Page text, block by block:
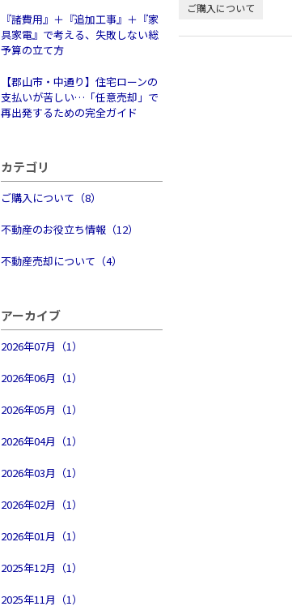
『諸費用』＋『追加工事』＋『家
具家電』で考える、失敗しない総
予算の立て方
【郡山市・中通り】住宅ローンの
支払いが苦しい…「任意売却」で
再出発するための完全ガイド
カテゴリ
ご購入について（8）
不動産のお役立ち情報（12）
不動産売却について（4）
アーカイブ
2026年07月（1）
2026年06月（1）
2026年05月（1）
2026年04月（1）
2026年03月（1）
2026年02月（1）
2026年01月（1）
2025年12月（1）
2025年11月（1）
ご購入について